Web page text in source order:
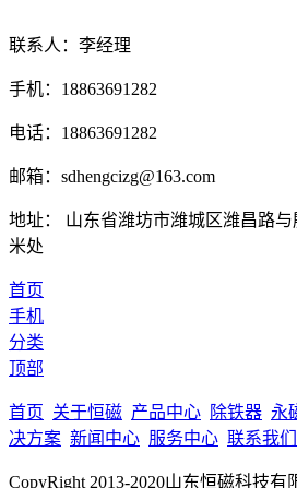
联系人：李经理
手机：18863691282
电话：18863691282
邮箱：sdhengcizg@163.com
地址： 山东省潍坊市潍城区潍昌路
米处
首页
手机
分类
顶部
首页 关于恒磁 产品中心 除铁器 永
决方案 新闻中心 服务中心 联系我们
CopyRight 2013-2020山东恒磁科技有